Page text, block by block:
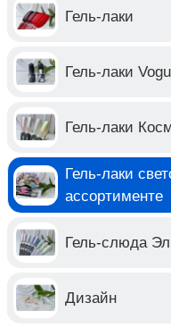
Гель-лаки
Гель-лаки
Гель-лаки
Гель-лаки
ассортименте
Гель-слюда
Дизайн